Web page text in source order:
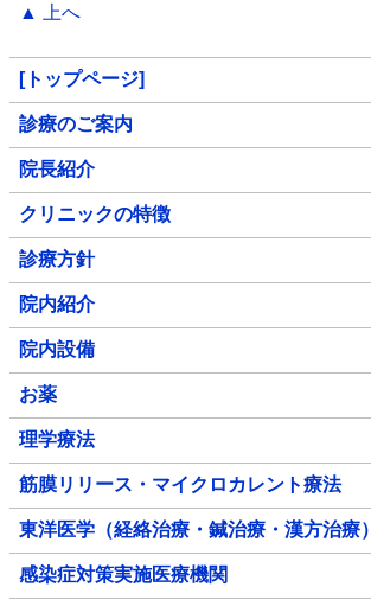
▲ 上へ
[トップページ]
診療のご案内
院長紹介
クリニックの特徴
診療方針
院内紹介
院内設備
お薬
理学療法
筋膜リリース・マイクロカレント療法
東洋医学（経絡治療・鍼治療・漢方治療）
感染症対策実施医療機関